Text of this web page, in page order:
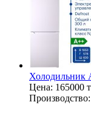
Холодильник
Цена: 165000
Производство: